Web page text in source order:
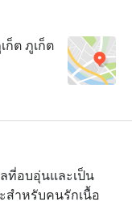
ก็ต ภูเก็ต
ที่อบอุ่นและเป็น
สำหรับคนรักเนื้อ